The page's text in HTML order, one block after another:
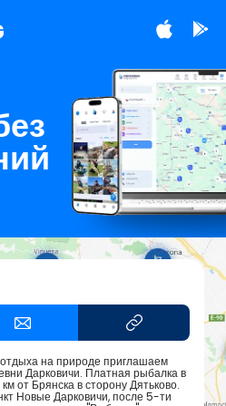
на природе приглашаем
Дарковичи. Платная рыбалка в
от Брянска в сторону Дятьково.
Новые Дарковичи, после 5-ти